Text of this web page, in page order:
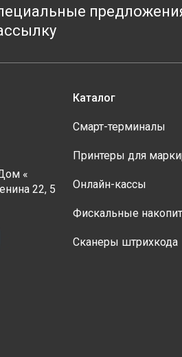
«
22, 5
Каталог
Смарт-терминалы
Принтеры для
Онлайн-кассы
Фискальные
Сканеры штрихкода